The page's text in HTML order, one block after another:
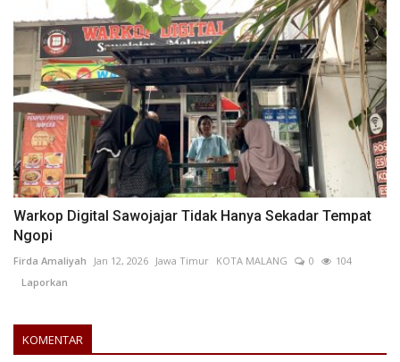
Warkop Digital Sawojajar Tidak Hanya Sekadar Tempat
Ngopi
Firda Amaliyah Jan 12, 2026 Jawa Timur KOTA MALANG 0
104
Laporkan
KOMENTAR